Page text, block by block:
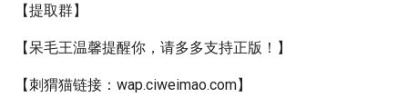
【提取群】
【呆毛王温馨提醒你，请多多支持正版！】
【刺猬猫链接：wap.ciweimao.com】